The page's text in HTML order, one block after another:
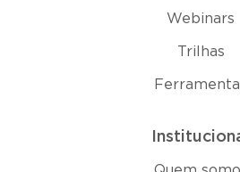
Webinars
Trilhas